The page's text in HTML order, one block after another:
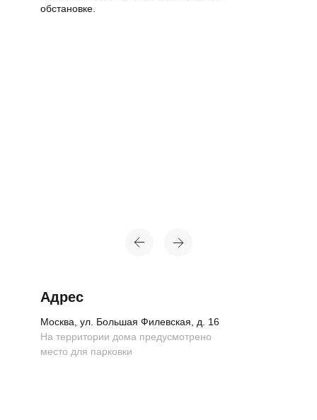
Москва, ул. Большая Филевская, д. 16
Адрес
На территории дома предусмотрено
место для парковки
обстановке.